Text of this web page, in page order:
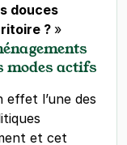
douces
? »
modes actifs
effet l’une des
et cet